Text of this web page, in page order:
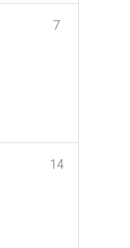
7
14